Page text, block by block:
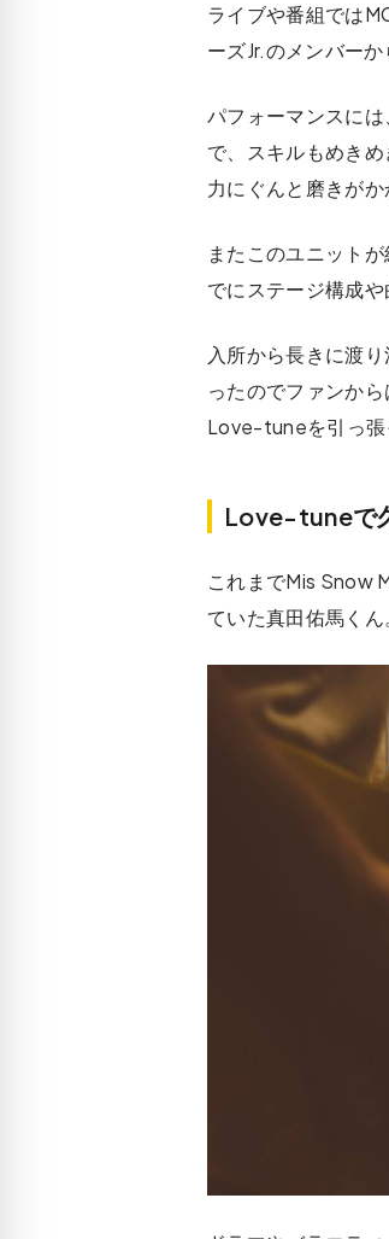
ライブや番組では
ーズJr.のメンバーか
パフォーマンスに
で、スキルもめき
力にぐんと磨きが
またこのユニット
でにステージ構成や
入所から長きに渡
ったのでファンか
Love-tuneを引っ張
Love-tuneで
これまでMis Snow
ていた真田佑馬くん